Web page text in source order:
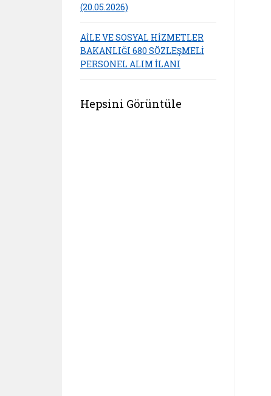
(20.05.2026)
AİLE VE SOSYAL HİZMETLER
BAKANLIĞI 680 SÖZLEŞMELİ
PERSONEL ALIM İLANI
Hepsini Görüntüle